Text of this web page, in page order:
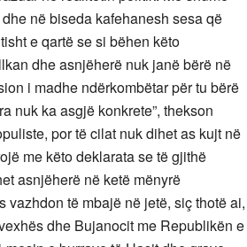
në biseda kafehanesh sesa që
e qartë se si bëhen këto
dhe asnjëherë nuk janë bërë në
i madhe ndërkombëtar për tu bërë
nuk ka asgjë konkrete”, thekson
por të cilat nuk dihet as kujt në
me këto deklarata se të gjithë
asnjëherë në ketë mënyrë
vazhdon të mbajë në jetë, siç thotë ai,
dhe Bujanocit me Republikën e